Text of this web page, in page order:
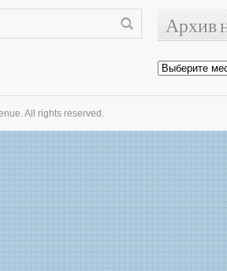
Архив
Архив
новостей
All rights reserved.